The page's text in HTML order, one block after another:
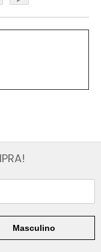
Masculino